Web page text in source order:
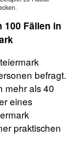
100 Fällen in
befragt.
mehr als 40
eines
praktischen